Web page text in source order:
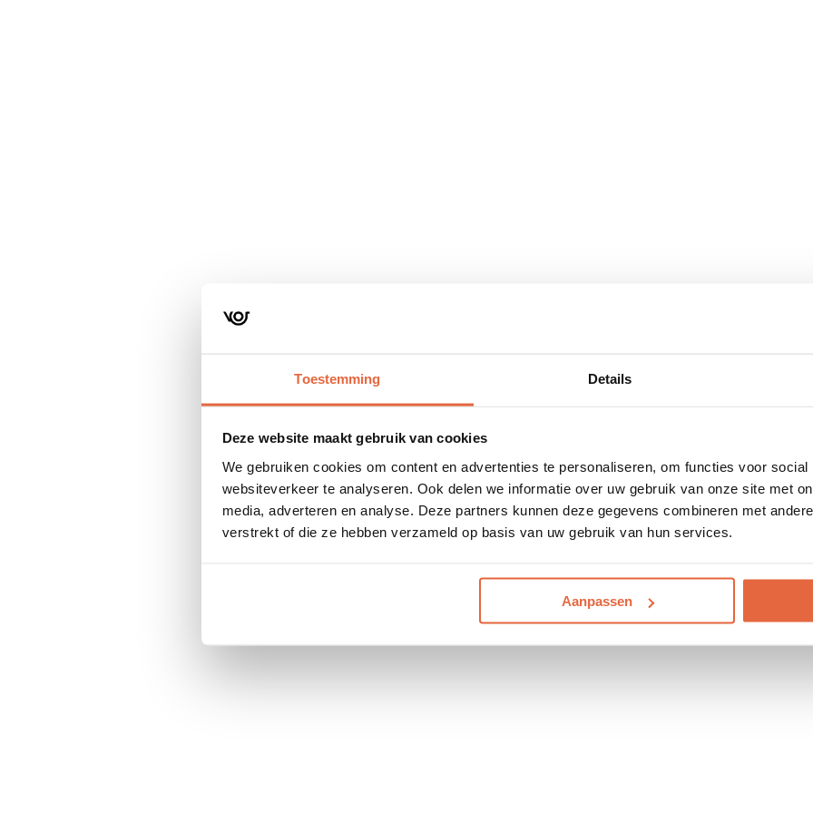
Toestemming Details
Deze website maakt gebruik van cookies
We gebruiken cookies om content en advertenties te personaliseren, om functies voor
websiteverkeer te analyseren. Ook delen we informatie over uw gebruik van onze site met
media, adverteren en analyse. Deze partners kunnen deze gegevens combineren met
verstrekt of die ze hebben verzameld op basis van uw gebruik van hun services.
Aanpassen